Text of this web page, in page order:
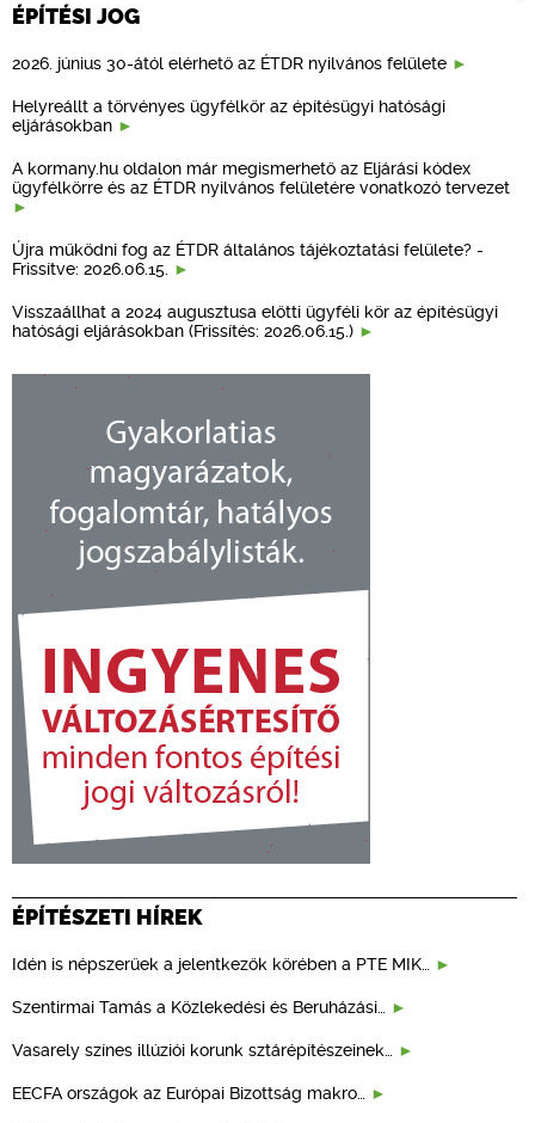
ÉPÍTÉSI JOG
2026. június 30-ától elérhető az ÉTDR nyilvános felülete
Helyreállt a törvényes ügyfélkör az építésügyi hatósági
eljárásokban
A kormany.hu oldalon már megismerhető az Eljárási kódex
ügyfélkörre és az ÉTDR nyilvános felületére vonatkozó tervezet
Újra működni fog az ÉTDR általános tájékoztatási felülete? -
Frissítve: 2026.06.15.
Visszaállhat a 2024 augusztusa előtti ügyféli kör az építésügyi
hatósági eljárásokban (Frissítés: 2026.06.15.)
ÉPÍTÉSZETI HÍREK
Idén is népszerűek a jelentkezők körében a PTE MIK…
Szentirmai Tamás a Közlekedési és Beruházási…
Vasarely színes illúziói korunk sztárépítészeinek…
EECFA országok az Európai Bizottság makro…